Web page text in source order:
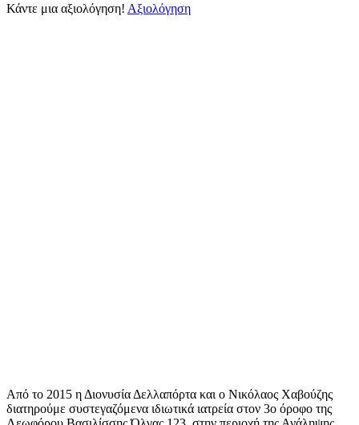
Κάντε μια αξιολόγηση! Αξιολόγηση
Από το 2015 η Διονυσία Δελλαπόρτα και ο Νικόλαος Χαβούζης
διατηρούμε συστεγαζόμενα ιδιωτικά ιατρεία στον 3ο όροφο της